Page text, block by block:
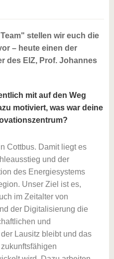
stellen wir euch die
– heute einen der
des EIZ, Prof. Johannes
mit auf den Weg
motiviert, was war deine
Cottbus. Damit liegt es
und der
des Energiesystems
Unser Ziel ist es,
im Zeitalter von
der Digitalisierung die
und
Lausitz bleibt und das